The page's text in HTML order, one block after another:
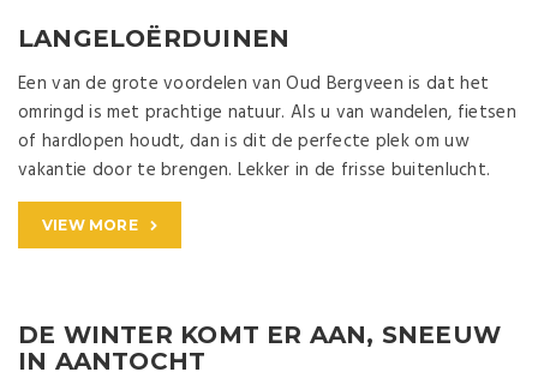
LANGELOËRDUINEN
Een van de grote voordelen van Oud Bergveen is dat het
omringd is met prachtige natuur. Als u van wandelen, fietsen
of hardlopen houdt, dan is dit de perfecte plek om uw
vakantie door te brengen. Lekker in de frisse buitenlucht.
VIEW MORE
DE WINTER KOMT ER AAN, SNEEUW
IN AANTOCHT